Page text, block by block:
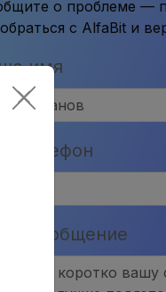
о проблеме —
с AlfaBit и
имя
телефон
selected
сообщение